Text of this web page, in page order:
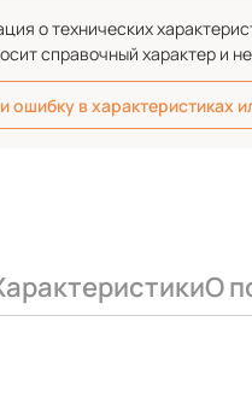
о технических
справочный характер и
ошибку в характеристиках
О